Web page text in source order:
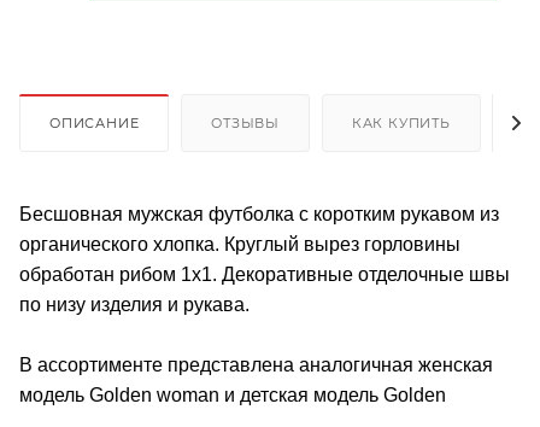
ОПИСАНИЕ ОТЗЫВЫ КАК КУПИТЬ
Бесшовная мужская футболка с коротким рукавом из
органического хлопка. Круглый вырез горловины
обработан рибом 1х1. Декоративные отделочные швы
по низу изделия и рукава.
В ассортименте представлена аналогичная женская
модель Golden woman и детская модель Golden